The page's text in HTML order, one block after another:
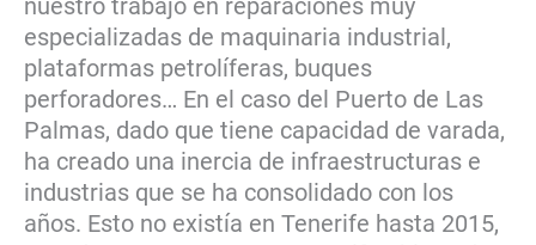
nuestro trabajo en reparaciones muy
especializadas de maquinaria industrial,
plataformas petrolíferas, buques
perforadores… En el caso del Puerto de Las
Palmas, dado que tiene capacidad de varada,
ha creado una inercia de infraestructuras e
industrias que se ha consolidado con los
años. Esto no existía en Tenerife hasta 2015,